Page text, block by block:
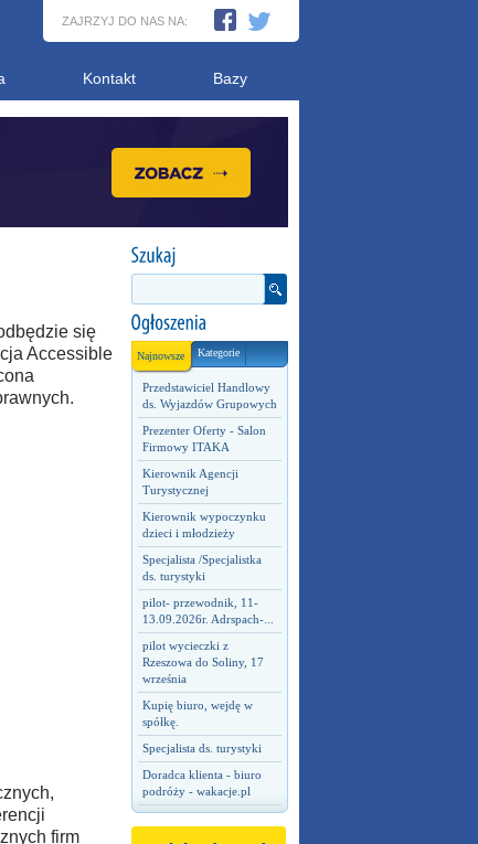
ZAJRZYJ DO NAS NA:
Kontakt Bazy
Najnowsze Kategorie
Przedstawiciel Handlowy
ds. Wyjazdów Grupowych
Prezenter Oferty - Salon
Firmowy ITAKA
Kierownik Agencji
Turystycznej
Kierownik wypoczynku
dzieci i młodzieży
Specjalista /Specjalistka
ds. turystyki
pilot- przewodnik, 11-
13.09.2026r. Adrspach-...
pilot wycieczki z
Rzeszowa do Soliny, 17
września
Kupię biuro, wejdę w
spółkę.
Specjalista ds. turystyki
Doradca klienta - biuro
podróży - wakacje.pl
się
Accessible
firm